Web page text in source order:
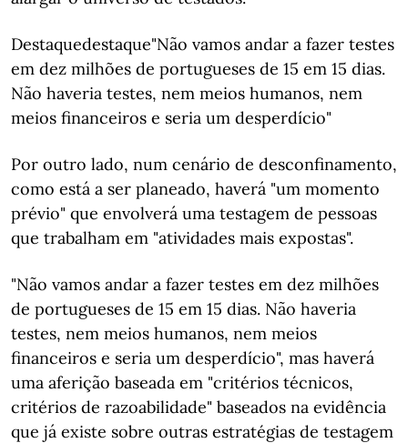
Destaquedestaque"Não vamos andar a fazer testes
em dez milhões de portugueses de 15 em 15 dias.
Não haveria testes, nem meios humanos, nem
meios financeiros e seria um desperdício"
Por outro lado, num cenário de desconfinamento,
como está a ser planeado, haverá "um momento
prévio" que envolverá uma testagem de pessoas
que trabalham em "atividades mais expostas".
"Não vamos andar a fazer testes em dez milhões
de portugueses de 15 em 15 dias. Não haveria
testes, nem meios humanos, nem meios
financeiros e seria um desperdício", mas haverá
uma aferição baseada em "critérios técnicos,
critérios de razoabilidade" baseados na evidência
que já existe sobre outras estratégias de testagem